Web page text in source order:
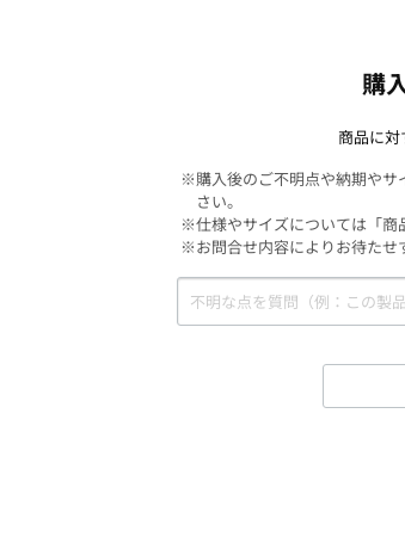
購
商品に対
※購入後のご不明点や納期やサ
さい。
※仕様やサイズについては「商
※お問合せ内容によりお待たせ